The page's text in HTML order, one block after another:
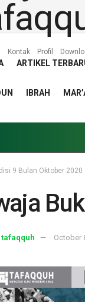
Kontak Profil
ARTIKEL
IBRAH
9 Bulan Oktober 2020
tafaqquh October